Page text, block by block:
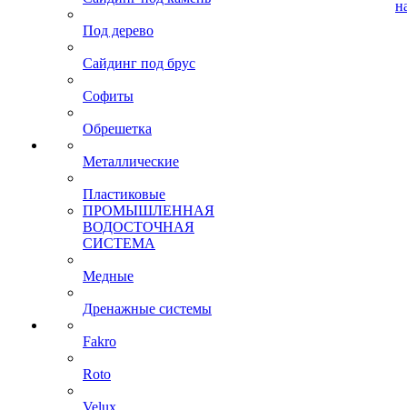
Под дерево
Сайдинг под брус
Софиты
Обрешетка
Металлические
Пластиковые
ПРОМЫШЛЕННАЯ
ВОДОСТОЧНАЯ
СИСТЕМА
Медные
Дренажные системы
Fakro
Roto
Velux